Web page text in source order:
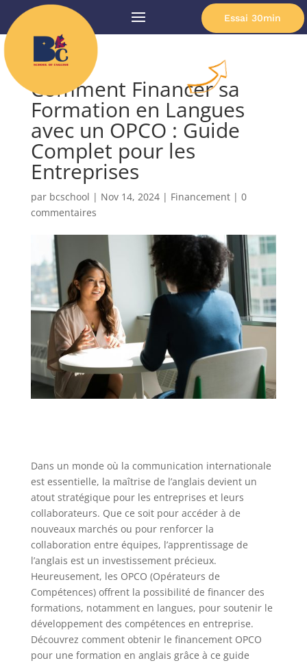
Essai 30min
Comment Financer sa
Formation en Langues
avec un OPCO : Guide
Complet pour les
Entreprises
par bcschool | Nov 14, 2024| Financement| 0
commentaires
Dans un monde où la communication internationale
est essentielle, la maîtrise de l’anglais devient un
atout stratégique pour les entreprises et leurs
collaborateurs. Que ce soit pour accéder à de
nouveaux marchés ou pour renforcer la
collaboration entre équipes, l’apprentissage de
l’anglais est un investissement précieux.
Heureusement, les OPCO (Opérateurs de
Compétences) offrent la possibilité de financer des
formations, notamment en langues, pour soutenir le
développement des compétences en entreprise.
Découvrez comment obtenir le financement OPCO
pour une formation en anglais grâce à ce guide